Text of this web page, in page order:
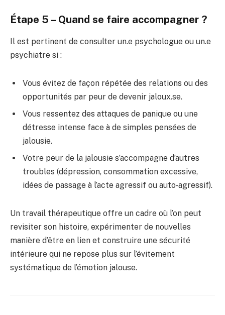
Étape 5 – Quand se faire accompagner ?
Il est pertinent de consulter un.e psychologue ou un.e
psychiatre si :
Vous évitez de façon répétée des relations ou des
opportunités par peur de devenir jaloux.se.
Vous ressentez des attaques de panique ou une
détresse intense face à de simples pensées de
jalousie.
Votre peur de la jalousie s’accompagne d’autres
troubles (dépression, consommation excessive,
idées de passage à l’acte agressif ou auto‑agressif).
Un travail thérapeutique offre un cadre où l’on peut
revisiter son histoire, expérimenter de nouvelles
manière d’être en lien et construire une sécurité
intérieure qui ne repose plus sur l’évitement
systématique de l’émotion jalouse.